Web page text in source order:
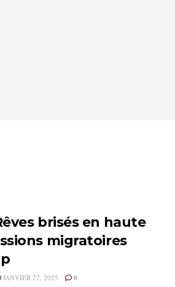
brisés en haute
migratoires
JANVIER 27, 2025 0